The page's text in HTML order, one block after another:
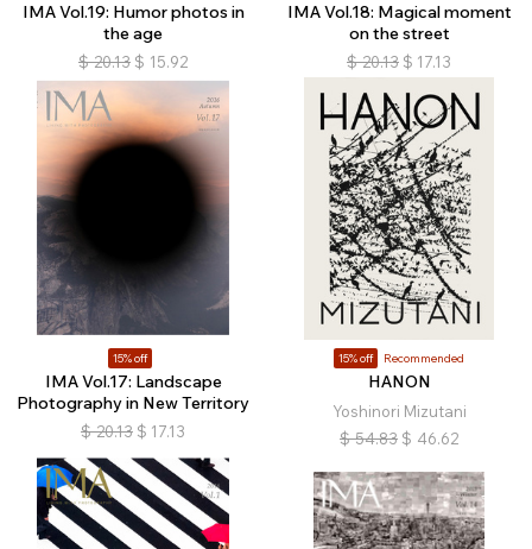
IMA Vol.19: Humor photos in
the age
$ 20.13 $ 15.92
IMA Vol.18: Magical moment
on the street
$ 20.13 $ 17.13
15% off
IMA Vol.17: Landscape
Photography in New Territory
$ 20.13 $ 17.13
15% off Recommended
HANON
Yoshinori Mizutani
$ 54.83 $ 46.62